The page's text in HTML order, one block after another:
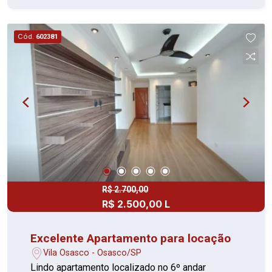
Cód. 602381
R$ 2.700,00
R$ 2.500,00 L
Excelente Apartamento para locação
Vila Osasco - Osasco/SP
Lindo apartamento localizado no 6º andar